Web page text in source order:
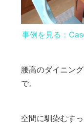
事例を見る：
腰高のダイニン
で。
空間に馴染むす